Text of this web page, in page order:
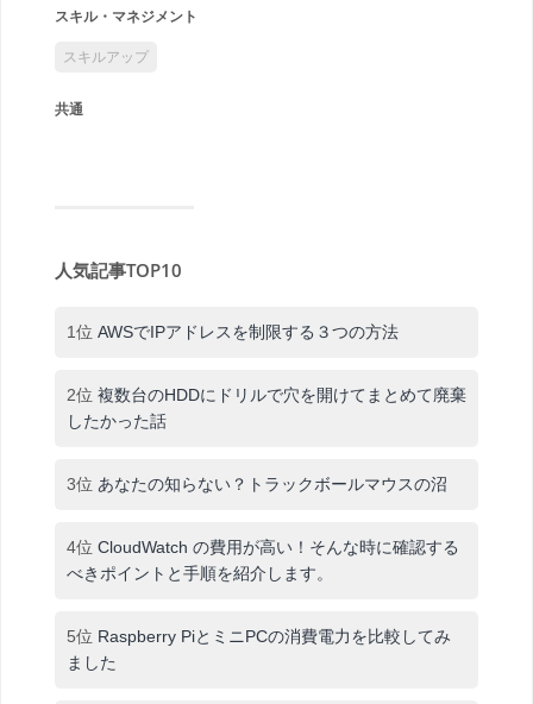
スキル・マネジメント
スキルアップ
共通
人気記事TOP10
1位 AWSでIPアドレスを制限する３つの方法
2位 複数台のHDDにドリルで穴を開けてまとめて廃棄
したかった話
3位 あなたの知らない？トラックボールマウスの沼
4位 CloudWatch の費用が高い！そんな時に確認する
べきポイントと手順を紹介します。
5位 Raspberry PiとミニPCの消費電力を比較してみ
ました